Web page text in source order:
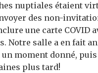
nuptiales étaient
des non-
une carte COVID
Notre salle a en fait
moment donné, puis
plus tard!